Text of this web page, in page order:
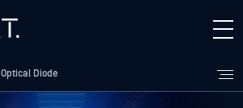
Optical Diode